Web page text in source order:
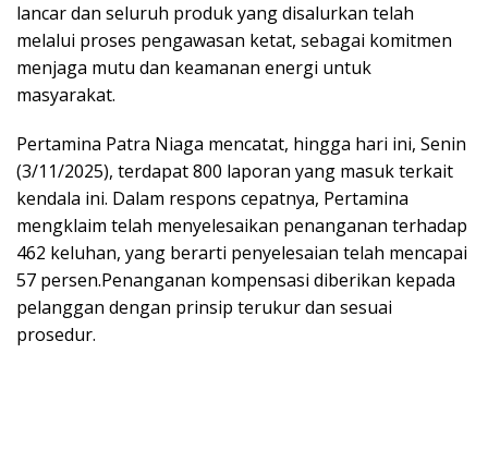
lancar dan seluruh produk yang disalurkan telah
melalui proses pengawasan ketat, sebagai komitmen
menjaga mutu dan keamanan energi untuk
masyarakat.
​Pertamina Patra Niaga mencatat, hingga hari ini, Senin
(3/11/2025), terdapat 800 laporan yang masuk terkait
kendala ini. Dalam respons cepatnya, Pertamina
mengklaim telah menyelesaikan penanganan terhadap
462 keluhan, yang berarti penyelesaian telah mencapai
57 persen.Penanganan kompensasi diberikan kepada
pelanggan dengan prinsip terukur dan sesuai
prosedur.